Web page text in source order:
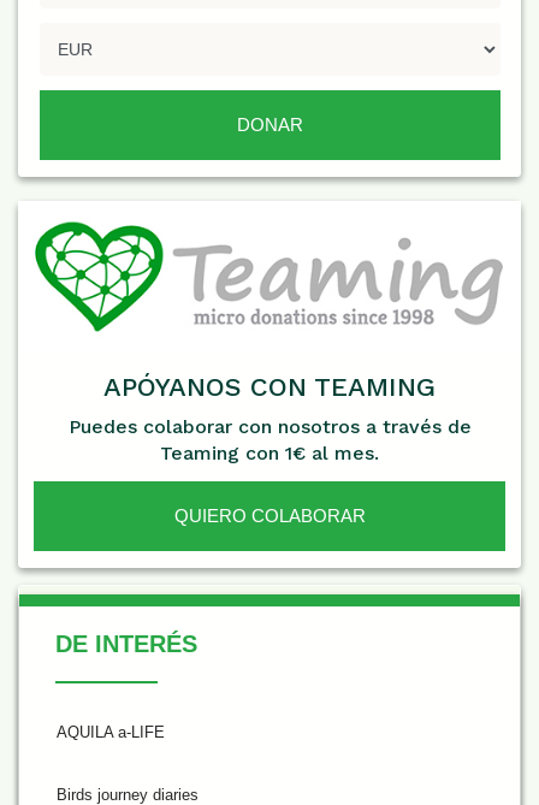
APÓYANOS CON TEAMING
Puedes colaborar con nosotros a través de
Teaming con 1€ al mes.
QUIERO COLABORAR
De Interés
DE INTERÉS
AQUILA a-LIFE
Birds journey diaries